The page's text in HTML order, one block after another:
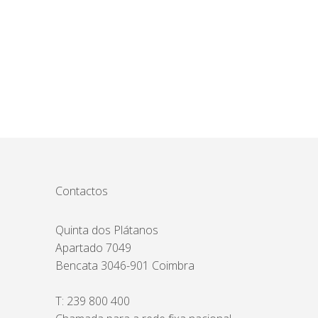
Contactos
Quinta dos Plátanos
Apartado 7049
Bencata 3046-901 Coimbra
T: 239 800 400